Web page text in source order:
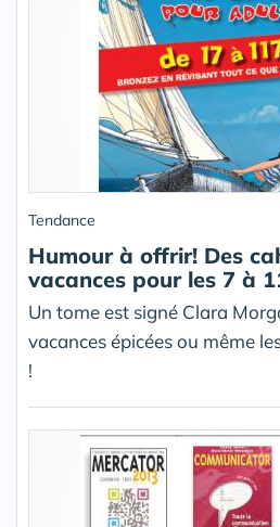
Tendance
Humour à offrir! Des
vacances pour les 7 à
Un tome est signé Clara
vacances épicées ou même
!